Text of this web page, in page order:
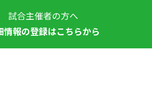
試合主催者の方へ
情報の登録はこちらから